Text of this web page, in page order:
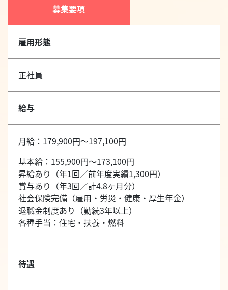
募集要項
雇用形態
正社員
給与
月給：179,900円～197,100円
基本給：155,900円～173,100円
昇給あり（年1回／前年度実績1,300円）
賞与あり（年3回／計4.8ヶ月分）
社会保険完備（雇用・労災・健康・厚生年金）
退職金制度あり（勤続3年以上）
各種手当：住宅・扶養・燃料
待遇